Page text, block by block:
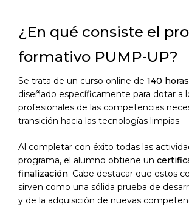
¿En qué consiste el
formativo PUMP-UP?
Se trata de un curso online de140 horas
diseñado específicamente para dotar a
profesionales de las competencias
transición hacia las tecnologías limpias.
Al completar con éxito todas las
programa, el alumno obtiene un
finalización. Cabe destacar que estos
sirven como una sólida prueba de
y de la adquisición de nuevas